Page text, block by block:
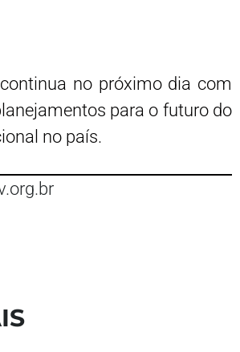
no próximo dia com
para o futuro do
no país.